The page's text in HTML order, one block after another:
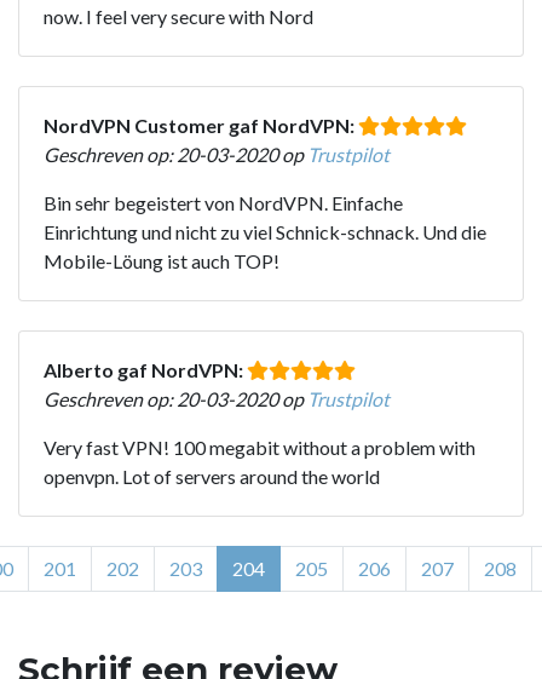
now. I feel very secure with Nord
NordVPN Customer gaf NordVPN:
Geschreven op: 20-03-2020 op Trustpilot
Bin sehr begeistert von NordVPN. Einfache
Einrichtung und nicht zu viel Schnick-schnack. Und die
Mobile-Löung ist auch TOP!
Alberto gaf NordVPN:
Geschreven op: 20-03-2020 op Trustpilot
Very fast VPN! 100 megabit without a problem with
openvpn. Lot of servers around the world
201 202 203 204 205 206 207 208
Schrijf een review